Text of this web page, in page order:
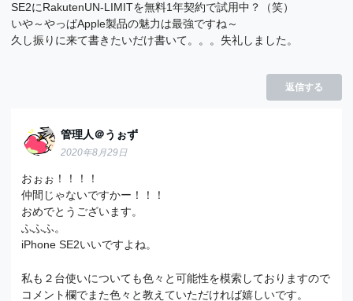
SE2にRakutenUN-LIMITを無料1年契約で試用中？（笑）
いや～やっぱApple製品の魅力は最強ですね～
久し振りに来て書きたいだけ書いて。。。失礼しました。
返信する
管理人＠うぉず
2020年8月29日
おぉぉ！！！！
仲間じゃないですかー！！！
おめでとうございます。
ふふふ。
iPhone SE2いいですよね。
私も２台使いについても色々と可能性を模索しておりますので
コメント欄でまた色々と教えていただければ嬉しいです。